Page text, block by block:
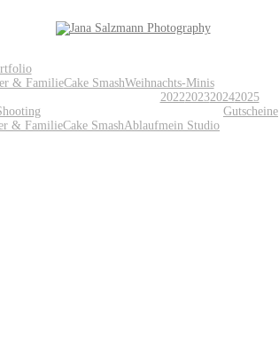
& FamilieCake SmashWeihnachts-Minis
2022202320242025
& FamilieCake SmashAblaufmein Studio
Gutscheine